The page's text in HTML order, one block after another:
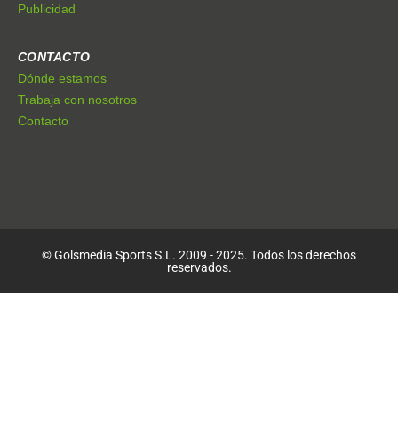
Publicidad
CONTACTO
Dónde estamos
Trabaja con nosotros
Contacto
© Golsmedia Sports S.L. 2009 - 2025. Todos los derechos
reservados.